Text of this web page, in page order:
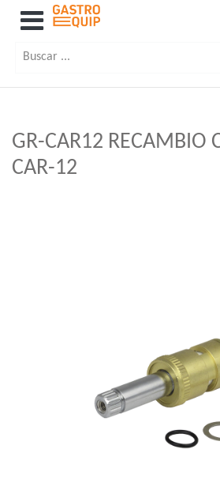
GR-CAR12 RECAMBIO
CAR-12